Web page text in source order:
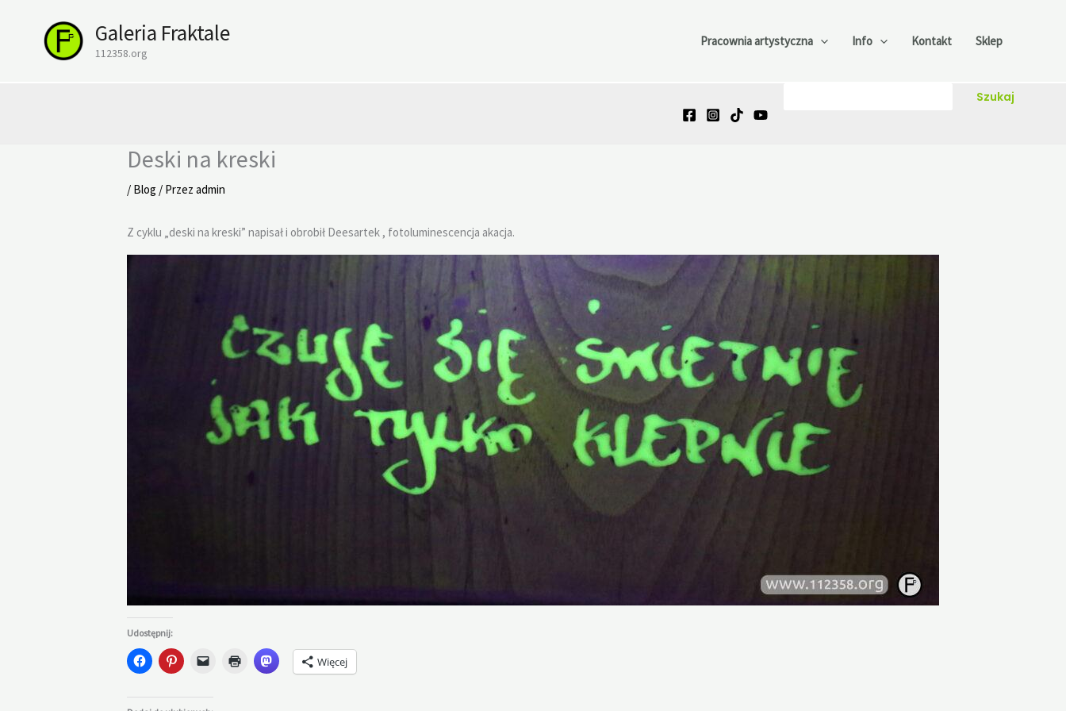
Galeria Fraktale
112358.org
Pracownia artystyczna Info Kontakt Sklep
Szukaj
Deski na kreski
/ Blog / Przez admin
Z cyklu „deski na kreski” napisał i obrobił Deesartek , fotoluminescencja akacja.
Udostępnij:
Więcej